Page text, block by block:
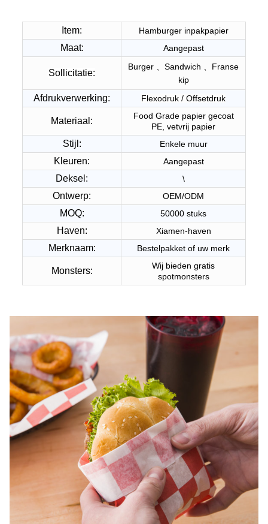
Item: Hamburger inpakpapier
Maat: Aangepast
Sollicitatie:
Burger 、Sandwich 、Franse
kip
Afdrukverwerking: Flexodruk / Offsetdruk
Materiaal:
Food Grade papier gecoat
PE, vetvrij papier
Stijl: Enkele muur
Kleuren: Aangepast
Deksel: \
Ontwerp: OEM/ODM
MOQ: 50000 stuks
Haven: Xiamen-haven
Merknaam: Bestelpakket of uw merk
Monsters:
Wij bieden gratis
spotmonsters